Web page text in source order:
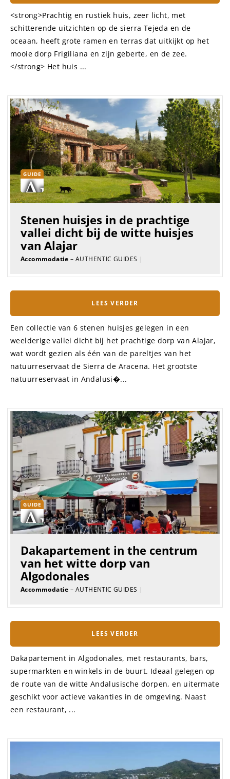
<strong>Prachtig en rustiek huis, zeer licht, met
schitterende uitzichten op de sierra Tejeda en de
oceaan, heeft grote ramen en terras dat uitkijkt op het
mooie dorp Frigiliana en zijn geberte, en de zee.
</strong> Het huis ...
GUIDE
Stenen huisjes in de prachtige
vallei dicht bij de witte huisjes
van Alajar
Accommodatie – AUTHENTIC GUIDES |
LEES VERDER
Een collectie van 6 stenen huisjes gelegen in een
weelderige vallei dicht bij het prachtige dorp van Alajar,
wat wordt gezien als één van de pareltjes van het
natuurreservaat de Sierra de Aracena. Het grootste
natuurreservaat in Andalusi�...
GUIDE
Dakapartement in the centrum
van het witte dorp van
Algodonales
Accommodatie – AUTHENTIC GUIDES |
LEES VERDER
Dakapartement in Algodonales, met restaurants, bars,
supermarkten en winkels in de buurt. Ideaal gelegen op
de route van de witte Andalusische dorpen, en uitermate
geschikt voor actieve vakanties in de omgeving. Naast
een restaurant, ...